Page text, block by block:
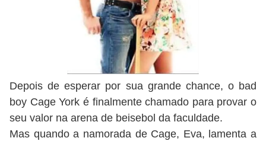
Depois de esperar por sua grande chance, o bad
boy Cage York é finalmente chamado para provar o
seu valor na arena de beisebol da faculdade.
Mas quando a namorada de Cage, Eva, lamenta a